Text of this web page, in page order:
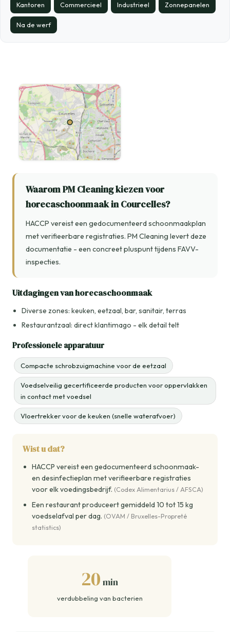
Kantoren Commercieel Industrieel Zonnepanelen
Na de werf
Waarom PM Cleaning kiezen voor
horecaschoonmaak in Courcelles?
HACCP vereist een gedocumenteerd schoonmaakplan
met verifieerbare registraties. PM Cleaning levert deze
documentatie - een concreet pluspunt tijdens FAVV-
inspecties.
Uitdagingen van horecaschoonmaak
Diverse zones: keuken, eetzaal, bar, sanitair, terras
Restaurantzaal: direct klantimago - elk detail telt
Professionele apparatuur
Compacte schrobzuigmachine voor de eetzaal
Voedselveilig gecertificeerde producten voor oppervlakken
in contact met voedsel
Vloertrekker voor de keuken (snelle waterafvoer)
Wist u dat?
HACCP vereist een gedocumenteerd schoonmaak-
en desinfectieplan met verifieerbare registraties
voor elk voedingsbedrijf. (Codex Alimentarius / AFSCA)
Een restaurant produceert gemiddeld 10 tot 15 kg
voedselafval per dag. (OVAM / Bruxelles-Propreté
statistics)
20 min
verdubbeling van bacterien